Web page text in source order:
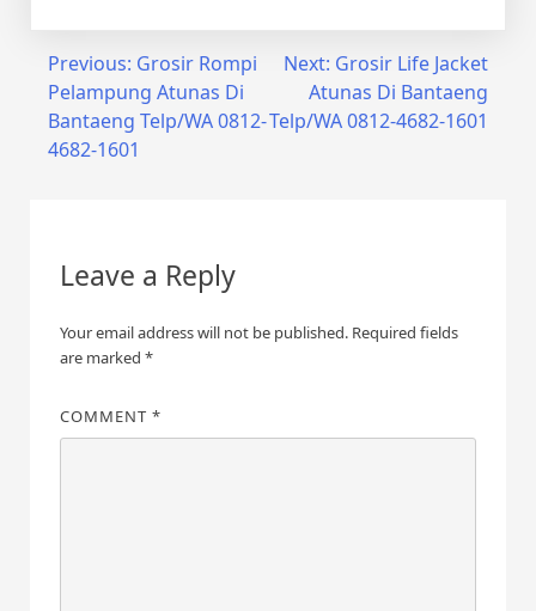
Post
navigation
Previous: Grosir Rompi
Pelampung Atunas Di
Bantaeng Telp/WA 0812-
4682-1601
Next: Grosir Life Jacket
Atunas Di Bantaeng
Telp/WA 0812-4682-1601
Leave a Reply
Your email address will not be published. Required fields
are marked *
COMMENT *